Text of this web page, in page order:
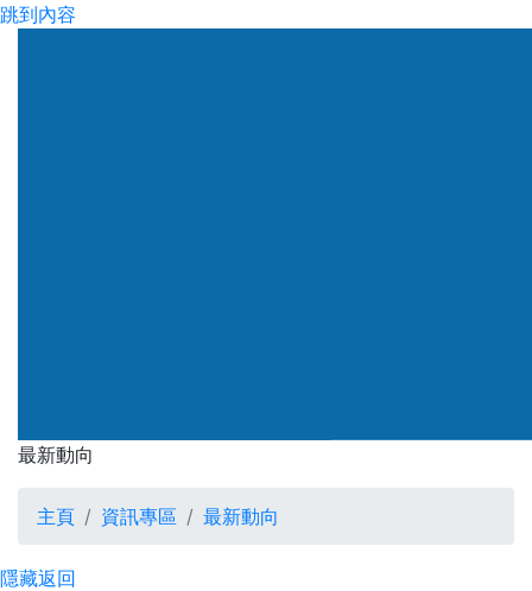
跳到內容
最新動向
最新動向
主頁 資訊專區 最新動向
隱藏返回